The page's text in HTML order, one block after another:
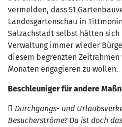
vermelden, dass 51
Landesgartenschau in
Salzachstadt selbst hätten
Verwaltung immer wieder
diesem begrenzten
Monaten engagieren zu wollen.
Beschleuniger für andere
 Durchgangs- und
Besucherströme? Da ist doch